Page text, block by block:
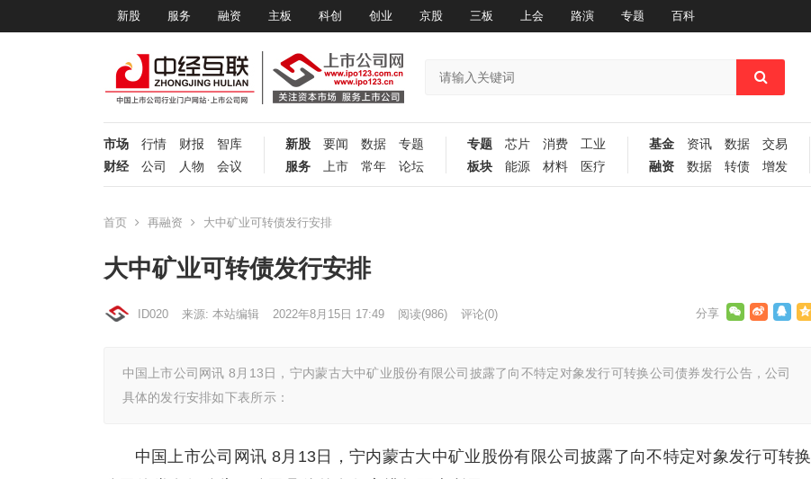
新股 服务 融资 主板 科创 创业 京股 三板 上会 路演 专题 百科
市场 行情 财报
智库
财经
公司 人物 会议
新股 要闻 数据
专题
服务
上市 常年 论坛
专题 芯片 消费
工业
板块
能源 材料 医疗
基金 资讯 数据
交易
融资
数据 转债 增发
首页 再融资 大中矿业可转债发行安排
大中矿业可转债发行安排
ID020 来源: 本站编辑 2022年8月15日 17:49 阅读(986) 评论(0)
中国上市公司网讯 8月13日，宁内蒙古大中矿业股份有限公司披露了向不特定对象发行可转换公司债券发行公告，公司
具体的发行安排如下表所示：
中国上市公司网讯 8月13日，宁内蒙古大中矿业股份有限公司披露了向不特定对象发行可转换